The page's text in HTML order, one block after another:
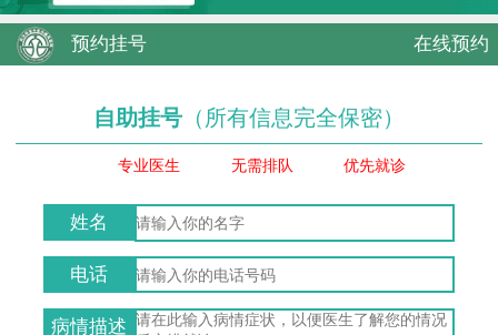
预约挂号 在线预约
自助挂号 （所有信息完全保密）
专业医生 无需排队 优先就诊
姓名
电话
病情描述